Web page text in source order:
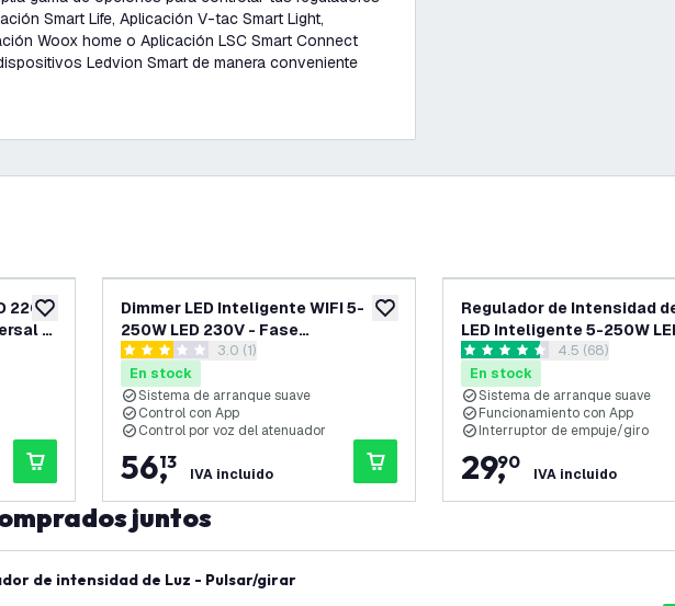
Smart Life, Aplicación V-tac Smart Light,
Woox home o Aplicación LSC Smart Connect
Ledvion Smart de manera conveniente
añadir a lista de deseos
220-
-
añadir a lista de deseos
Dimmer LED Inteligente WIFI 5-
250W LED 230V - Fase
Encendido/Corte - Universal
abrir el panel de reseñas
3 estrellas de puntuación
3.0 (1)
En stock
Sistema de arranque suave
Control con App
Control por voz del atenuador
56,
13
IVA incluido
Regulador de Intensidad
LED Inteligente 5-250W
240V - Corte de fase -
abrir el panel de
4.5 estrellas de puntuación
4.5 (68)
En stock
Sistema de arranque suave
Funcionamiento con App
Interruptor de empuje/giro
29,
90
IVA incluido
juntos
de intensidad de Luz - Pulsar/girar